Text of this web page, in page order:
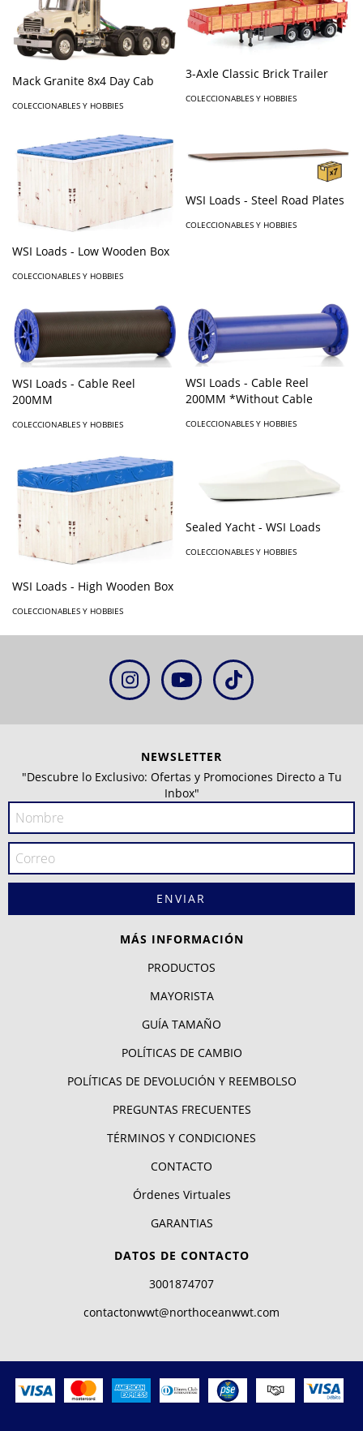
Mack Granite 8x4 Day Cab
COLECCIONABLES Y HOBBIES
3-Axle Classic Brick Trailer
COLECCIONABLES Y HOBBIES
WSI Loads - Low Wooden Box
COLECCIONABLES Y HOBBIES
WSI Loads - Steel Road Plates
COLECCIONABLES Y HOBBIES
WSI Loads - Cable Reel
200MM
COLECCIONABLES Y HOBBIES
WSI Loads - Cable Reel
200MM *Without Cable
COLECCIONABLES Y HOBBIES
WSI Loads - High Wooden Box
COLECCIONABLES Y HOBBIES
Sealed Yacht - WSI Loads
COLECCIONABLES Y HOBBIES
NEWSLETTER
"Descubre lo Exclusivo: Ofertas y Promociones Directo a Tu
Inbox"
MÁS INFORMACIÓN
PRODUCTOS
MAYORISTA
GUÍA TAMAÑO
POLÍTICAS DE CAMBIO
POLÍTICAS DE DEVOLUCIÓN Y REEMBOLSO
PREGUNTAS FRECUENTES
TÉRMINOS Y CONDICIONES
CONTACTO
Órdenes Virtuales
GARANTIAS
DATOS DE CONTACTO
3001874707
contactonwwt@northoceanwwt.com